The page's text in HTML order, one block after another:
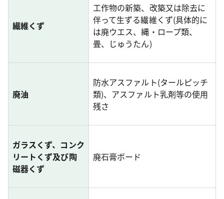
繊維くず
工作物の新築、改築又は除去に
伴って生ずる繊維くず(具体的に
は廃ウエス、縄・ロープ類、
畳、じゅうたん)
廃油
防水アスファルト(タールピッチ
類)、アスファルト乳剤等の使用
残さ
ガラスくず、コンク
リートくず及び陶
磁器くず
廃石膏ボード